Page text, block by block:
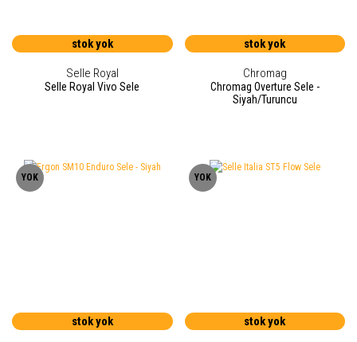
stok yok
Selle Royal
Selle Royal Vivo Sele
stok yok
Chromag
Chromag Overture Sele -
Siyah/Turuncu
YOK
stok yok
YOK
stok yok